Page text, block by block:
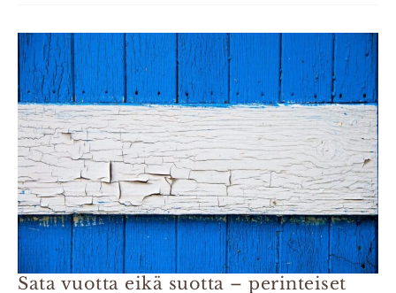
Sata vuotta eikä suotta – perinteiset